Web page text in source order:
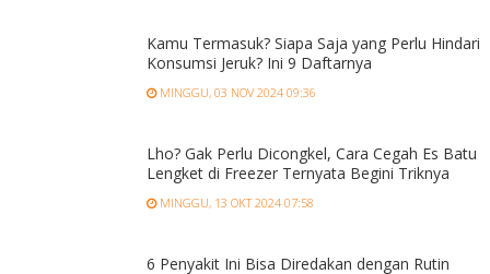
Kamu Termasuk? Siapa Saja yang Perlu Hindari
Konsumsi Jeruk? Ini 9 Daftarnya
MINGGU, 03 NOV 2024 09:36
Lho? Gak Perlu Dicongkel, Cara Cegah Es Batu
Lengket di Freezer Ternyata Begini Triknya
MINGGU, 13 OKT 2024 07:58
6 Penyakit Ini Bisa Diredakan dengan Rutin